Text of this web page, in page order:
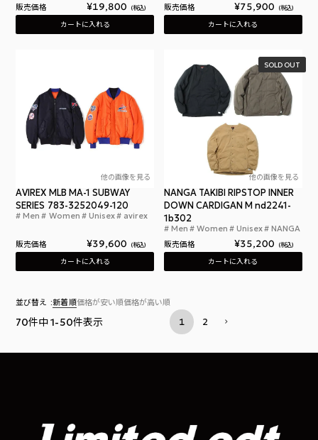
販売価格 ¥19,800 税込
カートに入れる
販売価格 ¥75,900 税込
カートに入れる
他の画像を見る
アヴィレックス x MLB フライトジャケット サブ
AVIREX MLB MA-1 SUBWAY
SERIES 783-3252049-120
Men Women Unisex avirex
販売価格 ¥39,600 税込
カートに入れる
他の画像を見る
NANGA TAKIBI RIPSTOP INNER
DOWN CARDIGAN M nd2241-
1b302
Men Women Unisex NANGA
販売価格 ¥35,200 税込
SOLD OUT
カートに入れる
並び替え 新着順価格が安い順価格が高い順
70件中1-50件表示 1 2